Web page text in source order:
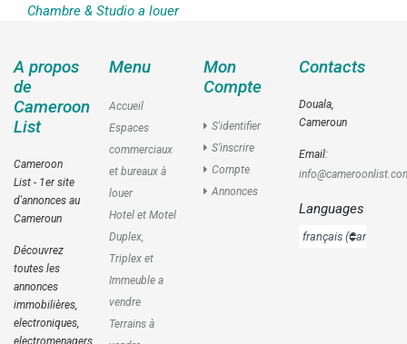
Chambre & Studio a louer
A propos
de
Cameroon
List
Cameroon
List - 1er site
d'annonces au
Cameroun
Découvrez
toutes les
annonces
immobilières,
electroniques,
electromenagers,
Menu
Accueil
Espaces
commerciaux
et bureaux à
louer
Hotel et Motel
Duplex,
Triplex et
Immeuble a
vendre
Terrains à
Mon
Compte
S'identifier
S'inscrire
Compte
Annonces
Contacts
Douala,
Cameroun
Email:
Languages